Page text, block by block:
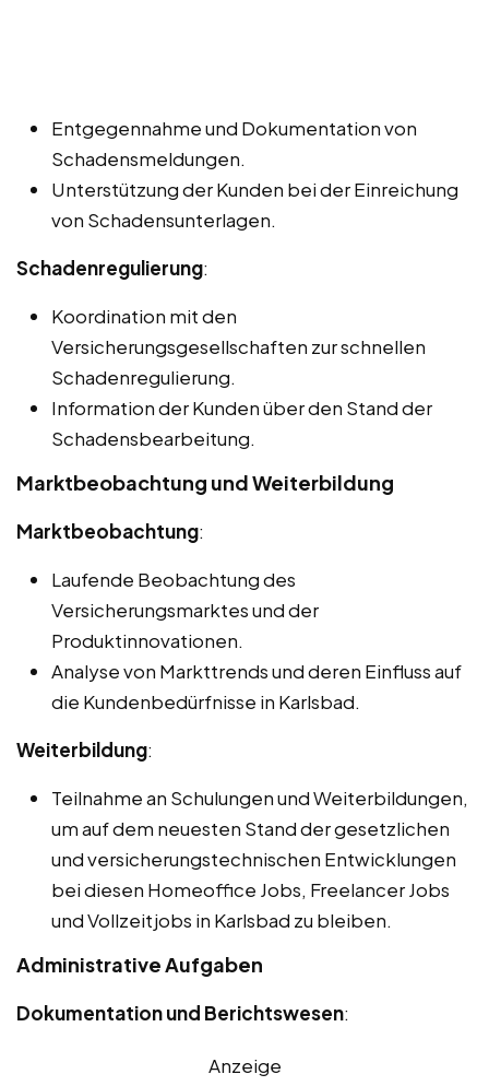
Entgegennahme und Dokumentation von
Schadensmeldungen.
Unterstützung der Kunden bei der Einreichung
von Schadensunterlagen.
Schadenregulierung:
Koordination mit den
Versicherungsgesellschaften zur schnellen
Schadenregulierung.
Information der Kunden über den Stand der
Schadensbearbeitung.
Marktbeobachtung und Weiterbildung
Marktbeobachtung:
Laufende Beobachtung des
Versicherungsmarktes und der
Produktinnovationen.
Analyse von Markttrends und deren Einfluss auf
die Kundenbedürfnisse in Karlsbad.
Weiterbildung:
Teilnahme an Schulungen und Weiterbildungen,
um auf dem neuesten Stand der gesetzlichen
und versicherungstechnischen Entwicklungen
bei diesen Homeoffice Jobs, Freelancer Jobs
und Vollzeitjobs in Karlsbad zu bleiben.
Administrative Aufgaben
Dokumentation und Berichtswesen:
Anzeige